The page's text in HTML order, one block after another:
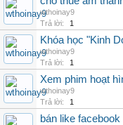
wthoinay9
Trả lời:
1
Khóa học "Kinh
wthoinay9
Trả lời:
1
Xem phim hoạt
wthoinay9
Trả lời:
1
bán like facebook